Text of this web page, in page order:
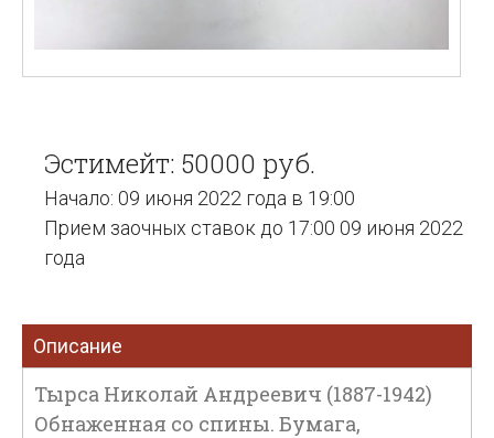
Эстимейт: 50000 руб.
Начало: 09 июня 2022 года в 19:00
Прием заочных ставок до 17:00 09 июня 2022
года
Описание
Тырса Николай Андреевич (1887-1942)
Обнаженная со спины. Бумага,